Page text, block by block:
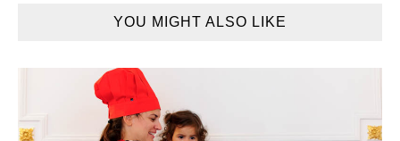
YOU MIGHT ALSO LIKE